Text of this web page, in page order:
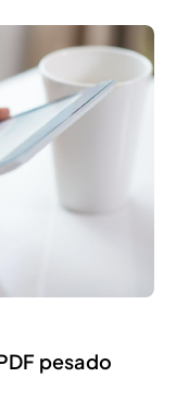
pesado